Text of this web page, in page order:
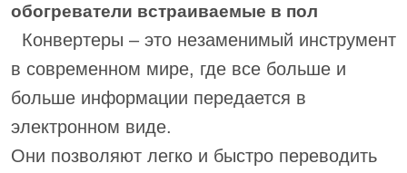
обогреватели встраиваемые в пол
Конвертеры – это незаменимый инструмент
в современном мире, где все больше и
больше информации передается в
электронном виде.
Они позволяют легко и быстро переводить